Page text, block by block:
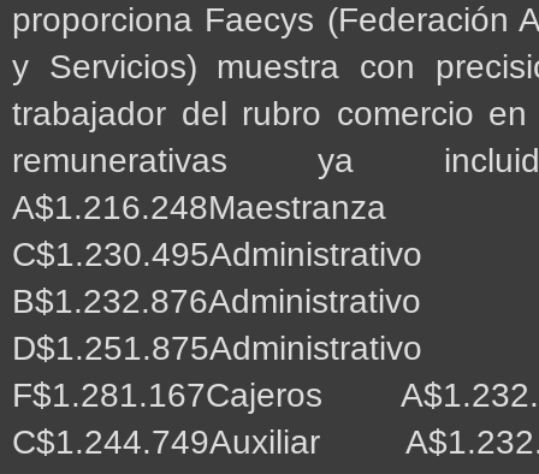
proporciona Faecys (Federación
y Servicios) muestra con
trabajador del rubro comercio
remunerativas ya
F$1.281.167Cajeros
C$1.244.749Auxiliar